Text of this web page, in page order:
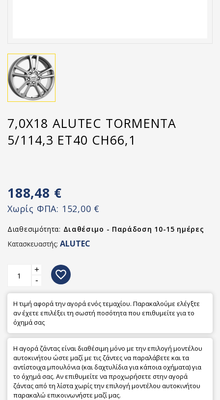
7,0X18 ALUTEC TORMENTA
5/114,3 ET40 CH66,1
188,48 €
Χωρίς ΦΠΑ: 152,00 €
Διαθεσιμότητα: Διαθέσιμο - Παράδοση 10-15 ημέρες
Κατασκευαστής: ALUTEC
+
-
favorite_border
Η τιμή αφορά την αγορά ενός τεμαχίου. Παρακαλούμε ελέγξτε
αν έχετε επιλέξει τη σωστή ποσότητα που επιθυμείτε για το
όχημά σας
Η αγορά ζάντας είναι διαθέσιμη μόνο με την επιλογή μοντέλου
αυτοκινήτου ώστε μαζί με τις ζάντες να παραλάβετε και τα
αντίστοιχα μπουλόνια (και δαχτυλίδια για κάποια οχήματα) για
το όχημά σας. Αν επιθυμείτε να προχωρήσετε στην αγορά
ζάντας από τη λίστα χωρίς την επιλογή μοντέλου αυτοκινήτου
παρακαλώ επικοινωνήστε μαζί μας.